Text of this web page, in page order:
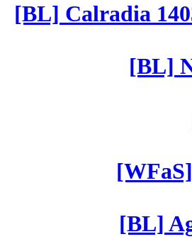
[BL] Calradia
[BL]
[BL]